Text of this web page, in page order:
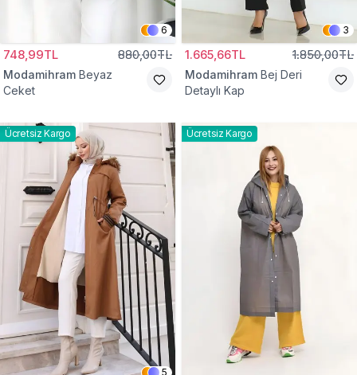
6
748,99TL 880,00TL
Modamihram Beyaz
Ceket
3
1.665,66TL 1.850,00TL
Modamihram Bej Deri
Detaylı Kap
Ücretsiz Kargo
5
Ücretsiz Kargo